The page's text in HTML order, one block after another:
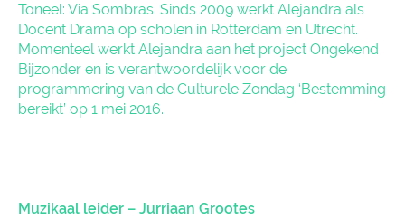
Toneel: Via Sombras. Sinds 2009 werkt Alejandra als
Docent Drama op scholen in Rotterdam en Utrecht.
Momenteel werkt Alejandra aan het project Ongekend
Bijzonder en is verantwoordelijk voor de
programmering van de Culturele Zondag ‘Bestemming
bereikt’ op 1 mei 2016.
Muzikaal leider – Jurriaan Grootes